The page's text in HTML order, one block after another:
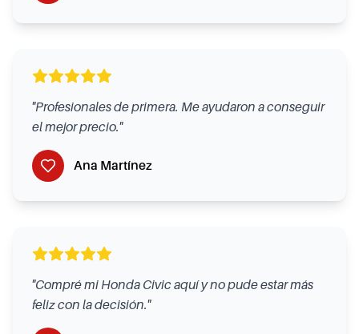
"Profesionales de primera. Me ayudaron a conseguir
el mejor precio."
Ana Martínez
"Compré mi Honda Civic aquí y no pude estar más
feliz con la decisión."